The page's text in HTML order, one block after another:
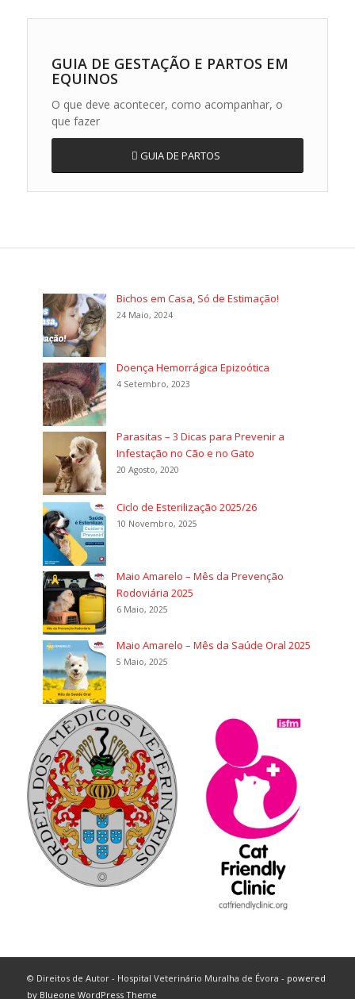
GUIA DE GESTAÇÃO E PARTOS EM
EQUINOS
O que deve acontecer, como acompanhar, o
que fazer
GUIA DE PARTOS
Bichos em Casa, Só de Estimação!
24 Maio, 2024
Doença Hemorrágica Epizoótica
4 Setembro, 2023
Parasitas – 3 Dicas para Prevenir a
Infestação no Cão e no Gato
20 Agosto, 2020
Ciclo de Esterilização 2025/26
10 Novembro, 2025
Maio Amarelo – Mês da Prevenção
Rodoviária 2025
6 Maio, 2025
Maio Amarelo – Mês da Saúde Oral 2025
5 Maio, 2025
© Direitos de Autor - Hospital Veterinário Muralha de Évora - powered
by Blueone WordPress Theme